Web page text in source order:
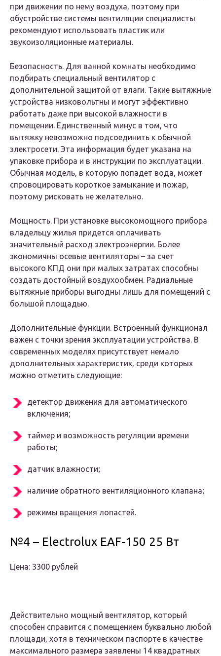
при движении по нему воздуха, поэтому при
обустройстве системы вентиляции специалисты
рекомендуют использовать пластик или
звукоизоляционные материалы.
Безопасность. Для ванной комнаты необходимо
подбирать специальный вентилятор с
дополнительной защитой от влаги. Такие вытяжные
устройства низковольтны и могут эффективно
работать даже при высокой влажности в
помещении. Единственный минус в том, что
вытяжку невозможно подсоединить к обычной
электросети. Эта информация будет указана на
упаковке прибора и в инструкции по эксплуатации.
Обычная модель, в которую попадет вода, может
спровоцировать короткое замыкание и пожар,
поэтому рисковать не желательно.
Мощность. При установке высокомощного прибора
владельцу жилья придется оплачивать
значительный расход электроэнергии. Более
экономичны осевые вентиляторы – за счет
высокого КПД они при малых затратах способны
создать достойный воздухообмен. Радиальные
вытяжные приборы выгодны лишь для помещений с
большой площадью.
Дополнительные функции. Встроенный функционал
важен с точки зрения эксплуатации устройства. В
современных моделях присутствует немало
дополнительных характеристик, среди которых
можно отметить следующие:
детектор движения для автоматического
включения;
таймер и возможность регуляции времени
работы;
датчик влажности;
наличие обратного вентиляционного клапана;
режимы вращения лопастей.
№4 – Electrolux EAF-150 25 Вт
Цена: 3300 рублей
Действительно мощный вентилятор, который
способен справится с помещением буквально любой
площади, хотя в техническом паспорте в качестве
максимального размера заявлены 14 квадратных